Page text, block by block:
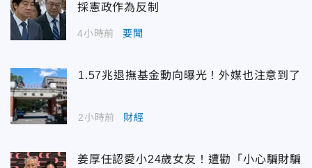
採憲政作為反制
4小時前 要聞
1.57兆退撫基金動向曝光！外媒也注意到了
2小時前 財經
姜厚任認愛小24歲女友！遭勸「小心騙財騙